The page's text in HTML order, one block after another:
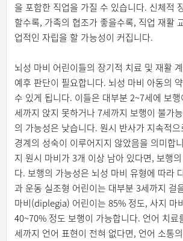
을 포함한 직업을 가질 수 있습니다. 신체적
할수록, 가족의 협조가 좋을수록, 직업 재활
업적인 자립을 할 가능성이 커집니다.
뇌성 마비 어린이들의 장기적 치료 및 재활
예후 판단이 필요합니다. 뇌성 마비 아동의
수 있게 됩니다. 이들은 대부분 2~7세에 보
세까지 앉지 못하거나 7세까지 보행이 불가
의 가능성은 낮습니다. 원시 반사가 지속적
경계의 성숙이 이루어지지 않았음을 의미합
지 원시 마비가 3개 이상 남아 있다면, 보행
다. 보행의 가능성은 뇌성 마비 유형에 따라
과 운동 실조형 어린이는 대부분 3세까지 걸
마비(diplegia) 어린이는 85% 정도, 사지 마
40~70% 정도 보행이 가능합니다. 언어 치료
세까지 언어 표현이 전혀 없다면, 언어 소통